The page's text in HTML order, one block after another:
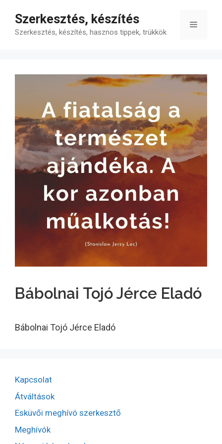
tartalomba
Szerkesztés, készítés
Szerkesztés, készítés, hasznos tippek, trükkök
Menü
Bábolnai Tojó Jérce Eladó
Bábolnai Tojó Jérce Eladó
Kapcsolat
Átváltások
Esküvői meghívó szerkesztő
Meghívók